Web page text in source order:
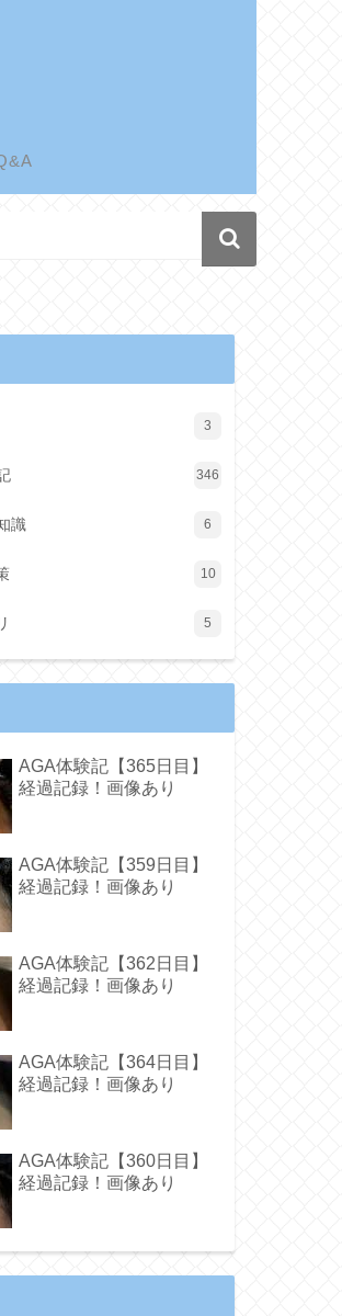
3
346
識 6
10
5
AGA体験記【365日目】
経過記録！画像あり
AGA体験記【359日目】
経過記録！画像あり
AGA体験記【362日目】
経過記録！画像あり
AGA体験記【364日目】
経過記録！画像あり
AGA体験記【360日目】
経過記録！画像あり